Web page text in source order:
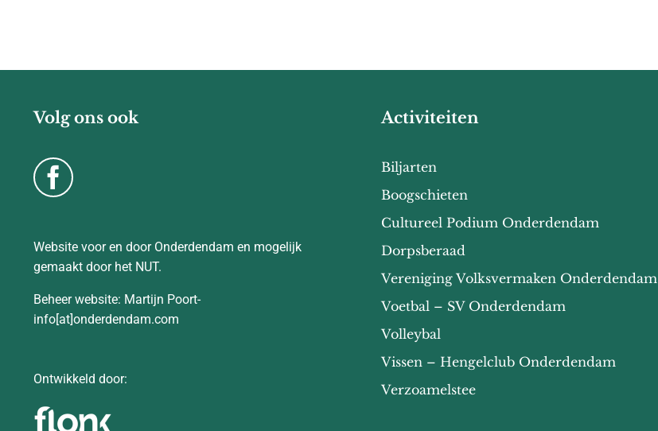
Volg ons ook
Website voor en door Onderdendam en mogelijk
gemaakt door het NUT.
Beheer website: Martijn Poort-
info[at]onderdendam.com
Ontwikkeld door:
Activiteiten
Biljarten
Boogschieten
Cultureel Podium Onderdendam
Dorpsberaad
Vereniging Volksvermaken Onderdendam
Voetbal – SV Onderdendam
Volleybal
Vissen – Hengelclub Onderdendam
Verzoamelstee